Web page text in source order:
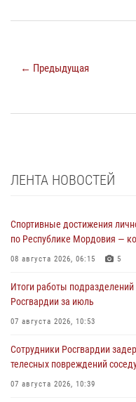
← Предыдущая
ЛЕНТА НОВОСТЕЙ
Спортивные достижения
по Республике Мордовия —
08 августа 2026, 06:15 5
Итоги работы
Росгвардии за июль
07 августа 2026, 10:53
Сотрудники Росгвардии
телесных повреждений
07 августа 2026, 10:39